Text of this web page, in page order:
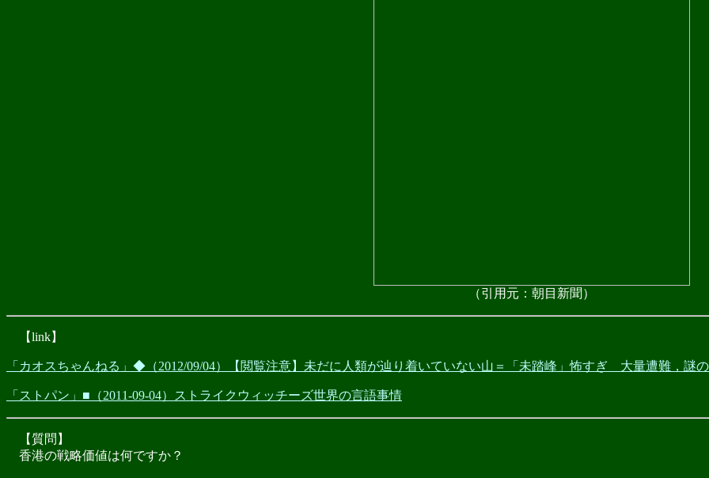
（引用元：朝目新聞）
【link】
「カオスちゃんねる」◆（2012/09/04）【閲覧注意】未だに人類が辿り着いていない山＝「未踏峰」怖すぎ 大量遭難，謎
「ストパン」■（2011-09-04）ストライクウィッチーズ世界の言語事情
【質問】
香港の戦略価値は何ですか？